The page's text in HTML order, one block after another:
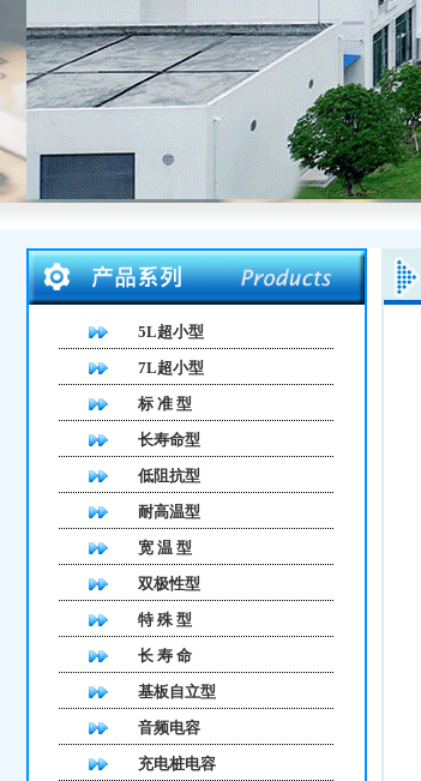
5L超小型
7L超小型
标 准 型
长寿命型
低阻抗型
耐高温型
宽 温 型
双极性型
特 殊 型
长 寿 命
基板自立型
音频电容
充电桩电容